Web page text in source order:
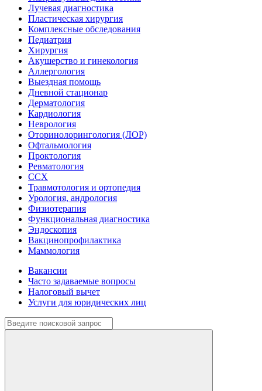
Лучевая диагностика
Пластическая хирургия
Комплексные обследования
Педиатрия
Хирургия
Акушерство и гинекология
Аллергология
Выездная помощь
Дневной стационар
Дерматология
Кардиология
Неврология
Оторинолорингология (ЛОР)
Офтальмология
Проктология
Ревматология
ССХ
Травмотология и ортопедия
Урология, андрология
Физиотерапия
Функциональная диагностика
Эндоскопия
Вакцинопрофилактика
Маммология
Вакансии
Часто задаваемые вопросы
Налоговый вычет
Услуги для юридических лиц